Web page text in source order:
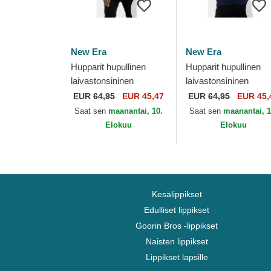
New Era
Hupparit hupullinen
laivastonsininen
Pullover Hoody New
Orleans Pelicans NBA
EUR64,95 EUR 45,47
Saat senmaanantai, 10.
Elokuu
New Era
Hupparit hupullinen
laivastonsininen
Pullover Hoody
Nuggets NBA New
EUR64,95 EUR
Saat senmaanantai,
Elokuu
Kesälippikset
Edulliset lippikset
Goorin Bros -lippikset
Naisten lippikset
Lippikset lapsille